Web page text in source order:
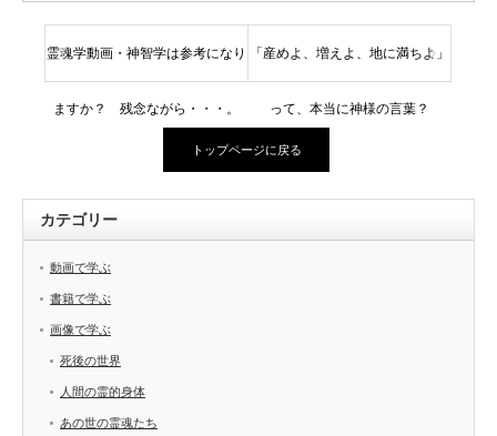
霊魂学動画・神智学は参考になり
ますか？ 残念ながら・・・。
「産めよ、増えよ、地に満ちよ」
って、本当に神様の言葉？
トップページに戻る
カテゴリー
動画で学ぶ
書籍で学ぶ
画像で学ぶ
死後の世界
人間の霊的身体
あの世の霊魂たち